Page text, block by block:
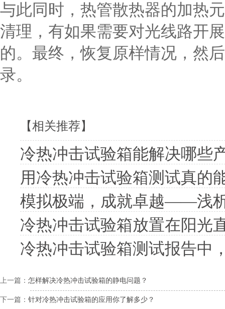
与此同时，热管散热器的加热
清理，有如果需要对光线路开
的。最终，恢复原样情况，然
录。
【相关推荐】
冷热冲击试验箱能解决哪些
用冷热冲击试验箱测试真的
模拟极端，成就卓越——浅
冷热冲击试验箱放置在阳光
冷热冲击试验箱测试报告中
上一篇： 怎样解决冷热冲击试验箱的静电问题？
下一篇： 针对冷热冲击试验箱的应用你了解多少？